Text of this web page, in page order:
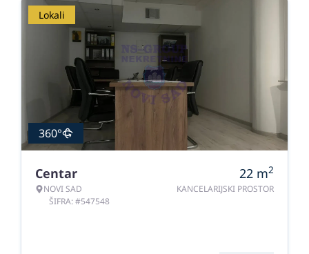
Lokali
360°
Centar
NOVI SAD
ŠIFRA: #547548
22 m2
KANCELARIJSKI PROSTOR